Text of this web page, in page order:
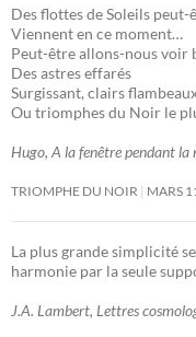
Des flottes de Soleils peut-
Viennent en ce moment…
Peut-être allons-nous voir
Des astres effarés
Surgissant, clairs
Ou triomphes du Noir le
Hugo, A la fenêtre pendant la
TRIOMPHE DU NOIR MARS
La plus grande simplicité
harmonie par la seule
J.A. Lambert, Lettres